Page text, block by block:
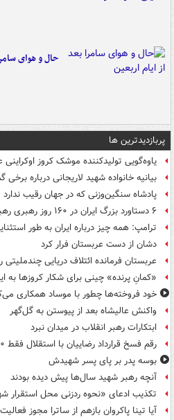
حال و هوای
پربازدیدترین ها
یاوه‌گویی تولیدکننده موشک کروز اوکراینی
بیانیه خانواده شهید لاریجانی درباره
پادشاه سنگین‌وزنی که در جهان رقیب ندارد
۶ دستاورد بزرگ ایران در ۱۶۰ روز رهبری رهبر انقلاب
ترامپ: همه چیز درباره ایران به طور
دشان از دست عربستان فرار کرد
عربستان فرمانده ائتلاف دریایی
«کمانِ پرنده» چینی برای شکار کروزها به
خود فروخته‌ها چطور با موساد همکاری
واکنش عالیشاه بعد از پیوستن به گل‌گهر
ابتکارات رهبر انقلاب در میدان نبرد
رقم فسخ قرارداد رضاییان با استقلال فقط ۱۰۰میلیون تومان!
بوسه‌ پدر بر پای پسر شهیدش
آنچه رهبر شهید سال‌ها پیش دیده بودند
تکذیب ادعای «نحوه ردزنی محل استقرار
آیا تینا پاکروان بازهم از ساترا مجوز